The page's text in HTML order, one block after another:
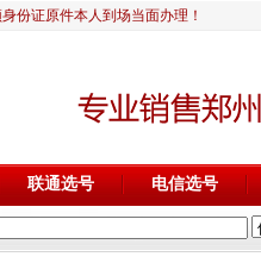
份证原件本人到场当面办理！
联通选号 电信选号